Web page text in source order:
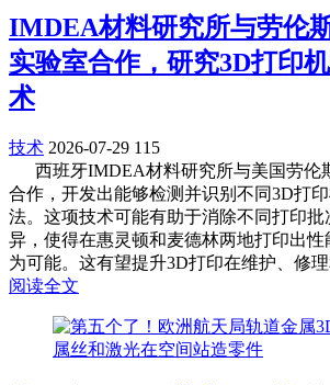
IMDEA材料研究所与劳伦
实验室合作，研究3D打印
术
技术 2026-07-29 115
西班牙IMDEA材料研究所与美国劳伦
合作，开发出能够检测并识别不同3D打
法。这项技术可能有助于消除不同打印
异，使得在惠灵顿和麦德林两地打印出
为可能。这有望提升3D打印在维护、修
阅读全文